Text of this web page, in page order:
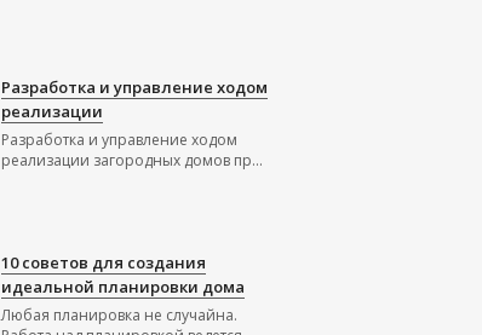
Разработка и управление ходом
реализации
Разработка и управление ходом
реализации загородных домов пр...
10 советов для создания
идеальной планировки дома
Любая планировка не случайна.